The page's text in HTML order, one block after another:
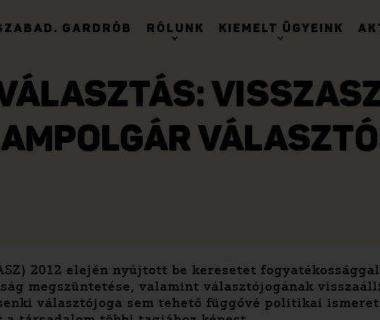
GARDRÓB RÓLUNK KIEMELT ÜGYEINK
2012 elején nyújtott be keresetet
megszüntetése, valamint választójogának
választójoga sem tehető függővé politikai